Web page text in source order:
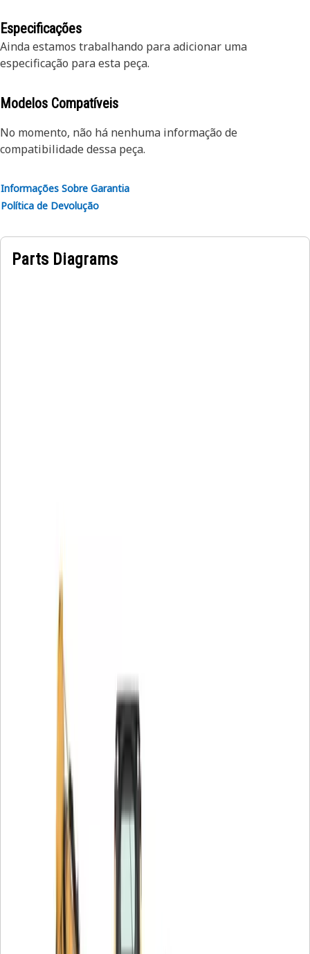
Especificações
Ainda estamos trabalhando para adicionar uma
especificação para esta peça.
Modelos Compatíveis
No momento, não há nenhuma informação de
compatibilidade dessa peça.
Informações Sobre Garantia
Política de Devolução
Parts Diagrams